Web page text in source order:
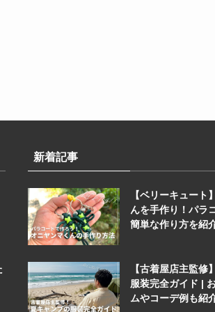
新着記事
【ベリーキュート
んを手作り！パラ
簡単な作り方を紹
【古着屋店主監修
服装完全ガイド |
ムやコーデ例も紹